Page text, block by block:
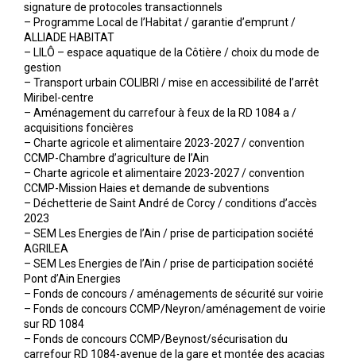
signature de protocoles transactionnels
– Programme Local de l’Habitat / garantie d’emprunt /
ALLIADE HABITAT
– LILÔ – espace aquatique de la Côtière / choix du mode de
gestion
– Transport urbain COLIBRI / mise en accessibilité de l’arrêt
Miribel-centre
– Aménagement du carrefour à feux de la RD 1084 a /
acquisitions foncières
– Charte agricole et alimentaire 2023-2027 / convention
CCMP-Chambre d’agriculture de l’Ain
– Charte agricole et alimentaire 2023-2027 / convention
CCMP-Mission Haies et demande de subventions
– Déchetterie de Saint André de Corcy / conditions d’accès
2023
– SEM Les Energies de l’Ain / prise de participation société
AGRILEA
– SEM Les Energies de l’Ain / prise de participation société
Pont d’Ain Energies
– Fonds de concours / aménagements de sécurité sur voirie
– Fonds de concours CCMP/Neyron/aménagement de voirie
sur RD 1084
– Fonds de concours CCMP/Beynost/sécurisation du
carrefour RD 1084-avenue de la gare et montée des acacias